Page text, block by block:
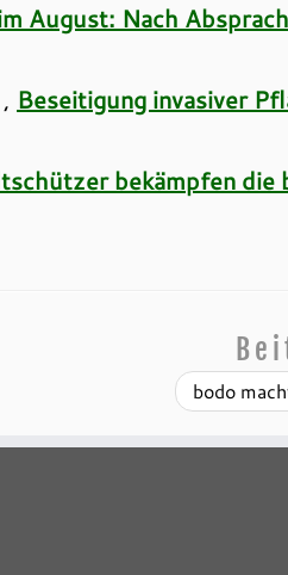
August: Nach
Beseitigung invasiver
bekämpfen die
bodo